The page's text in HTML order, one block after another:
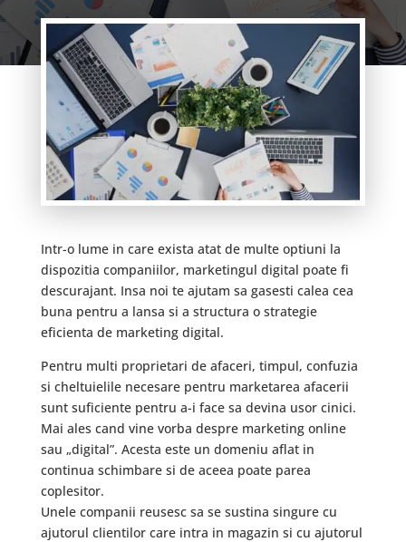
Intr-o lume in care exista atat de multe optiuni la
dispozitia companiilor, marketingul digital poate fi
descurajant. Insa noi te ajutam sa gasesti calea cea
buna pentru a lansa si a structura o strategie
eficienta de marketing digital.
Pentru multi proprietari de afaceri, timpul, confuzia
si cheltuielile necesare pentru marketarea afacerii
sunt suficiente pentru a-i face sa devina usor cinici.
Mai ales cand vine vorba despre marketing online
sau „digital”. Acesta este un domeniu aflat in
continua schimbare si de aceea poate parea
coplesitor.
Unele companii reusesc sa se sustina singure cu
ajutorul clientilor care intra in magazin si cu ajutorul